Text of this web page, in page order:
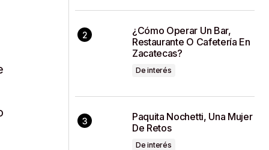
¿Cómo Operar Un Bar,
Restaurante O Cafetería En
Zacatecas?
De interés
Paquita Nochetti, Una Mujer
De Retos
De interés